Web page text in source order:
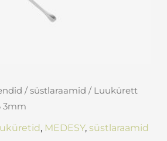
/ süstlaraamid / Luukürett
3mm
, MEDESY, süstlaraamid